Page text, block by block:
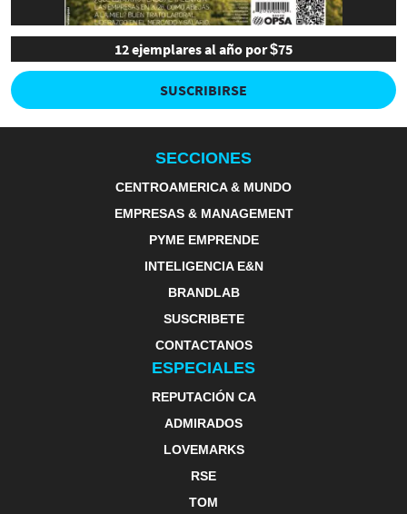
12 ejemplares al año por $75
SUSCRIBIRSE
SECCIONES
CENTROAMERICA & MUNDO
EMPRESAS & MANAGEMENT
PYME EMPRENDE
INTELIGENCIA E&N
BRANDLAB
SUSCRIBETE
CONTACTANOS
ESPECIALES
REPUTACIÓN CA
ADMIRADOS
LOVEMARKS
RSE
TOM